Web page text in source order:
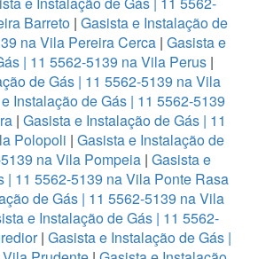
Barreto | Gasista e Instalação de
na Vila Pereira Cerca | Gasista e
| 11 5562-5139 na Vila Perus|
de Gás | 11 5562-5139 na Vila
Instalação de Gás | 11 5562-5139
| Gasista e Instalação de Gás | 11
Polopoli | Gasista e Instalação de
na Vila Pompeia| Gasista e
| 11 5562-5139 na Vila Ponte Rasa
de Gás | 11 5562-5139 na Vila
e Instalação de Gás | 11 5562-
| Gasista e Instalação de Gás |